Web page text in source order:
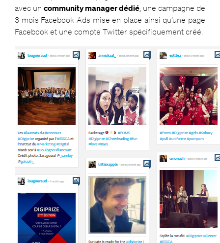
avec un community manager dédié , une campagne de
3 mois Facebook Ads mise en place ainsi qu’une page
Facebook et une compte Twitter spécifiquement créé.